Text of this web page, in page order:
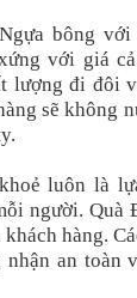
bông
với giá
lượng đi đôi
sẽ không
luôn là
người. Quà
khách hàng.
an toàn